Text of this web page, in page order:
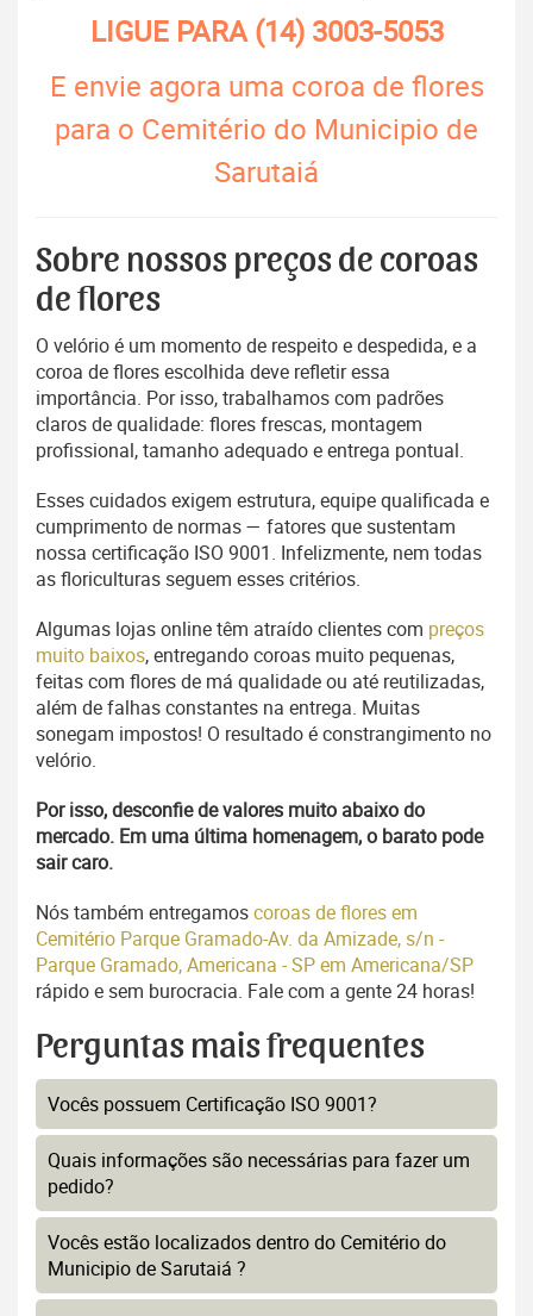
LIGUE PARA(14) 3003-5053
E envie agora uma coroa de flores
para o Cemitério do Municipio de
Sarutaiá
Sobre nossos preços de coroas
de flores
O velório é um momento de respeito e despedida, e a
coroa de flores escolhida deve refletir essa
importância. Por isso, trabalhamos com padrões
claros de qualidade: flores frescas, montagem
profissional, tamanho adequado e entrega pontual.
Esses cuidados exigem estrutura, equipe qualificada e
cumprimento de normas — fatores que sustentam
nossa certificação ISO 9001. Infelizmente, nem todas
as floriculturas seguem esses critérios.
Algumas lojas online têm atraído clientes com preços
muito baixos, entregando coroas muito pequenas,
feitas com flores de má qualidade ou até reutilizadas,
além de falhas constantes na entrega. Muitas
sonegam impostos! O resultado é constrangimento no
velório.
Por isso, desconfie de valores muito abaixo do
mercado. Em uma última homenagem, o barato pode
sair caro.
Nós também entregamoscoroas de flores em
Cemitério Parque Gramado-Av. da Amizade, s/n -
Parque Gramado, Americana - SP em Americana/SP
rápido e sem burocracia. Fale com a gente 24 horas!
Perguntas mais frequentes
Vocês possuem Certificação ISO 9001?
Quais informações são necessárias para fazer um
pedido?
Vocês estão localizados dentro do Cemitério do
Municipio de Sarutaiá ?